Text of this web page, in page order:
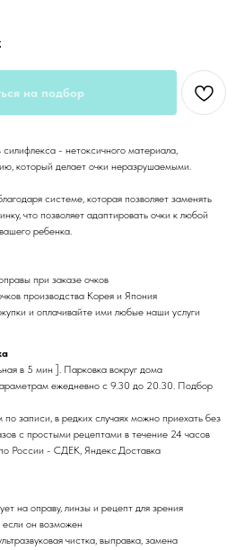
на подбор
- нетоксичного материала,
который делает очки неразрушаемыми.
системе, которая позволяет заменять
что позволяет адаптировать очки к любой
ребенка.
при заказе очков
производства Корея и Япония
и оплачивайте ими любые наши услуги
в 5 мин ]. Парковка вокруг дома
ежедневно с 9.30 до 20.30. Подбор
записи, в редких случаях можно приехать без
с простыми рецептами в течение 24 часов
России - СДЕК, Яндекс.Доставка
на оправу, линзы и рецепт для зрения
если он возможен
чистка, выправка, замена